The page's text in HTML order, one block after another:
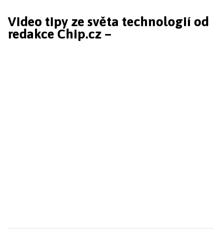
Video tipy ze světa technologií od
redakce Chip.cz –